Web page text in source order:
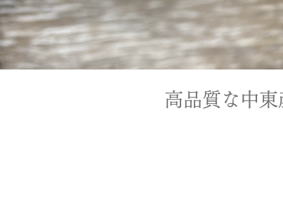
高品質な中東